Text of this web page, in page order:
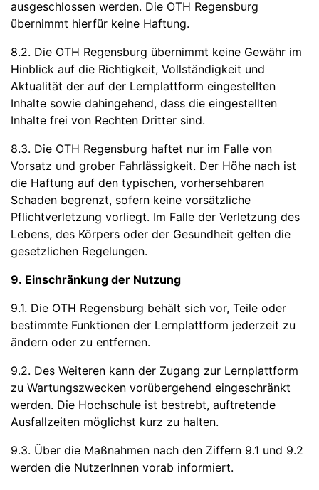
ausgeschlossen werden. Die OTH Regensburg
übernimmt hierfür keine Haftung.
8.2. Die OTH Regensburg übernimmt keine Gewähr im
Hinblick auf die Richtigkeit, Vollständigkeit und
Aktualität der auf der Lernplattform eingestellten
Inhalte sowie dahingehend, dass die eingestellten
Inhalte frei von Rechten Dritter sind.
8.3. Die OTH Regensburg haftet nur im Falle von
Vorsatz und grober Fahrlässigkeit. Der Höhe nach ist
die Haftung auf den typischen, vorhersehbaren
Schaden begrenzt, sofern keine vorsätzliche
Pflichtverletzung vorliegt. Im Falle der Verletzung des
Lebens, des Körpers oder der Gesundheit gelten die
gesetzlichen Regelungen.
9. Einschränkung der Nutzung
9.1. Die OTH Regensburg behält sich vor, Teile oder
bestimmte Funktionen der Lernplattform jederzeit zu
ändern oder zu entfernen.
9.2. Des Weiteren kann der Zugang zur Lernplattform
zu Wartungszwecken vorübergehend eingeschränkt
werden. Die Hochschule ist bestrebt, auftretende
Ausfallzeiten möglichst kurz zu halten.
9.3. Über die Maßnahmen nach den Ziffern 9.1 und 9.2
werden die NutzerInnen vorab informiert.